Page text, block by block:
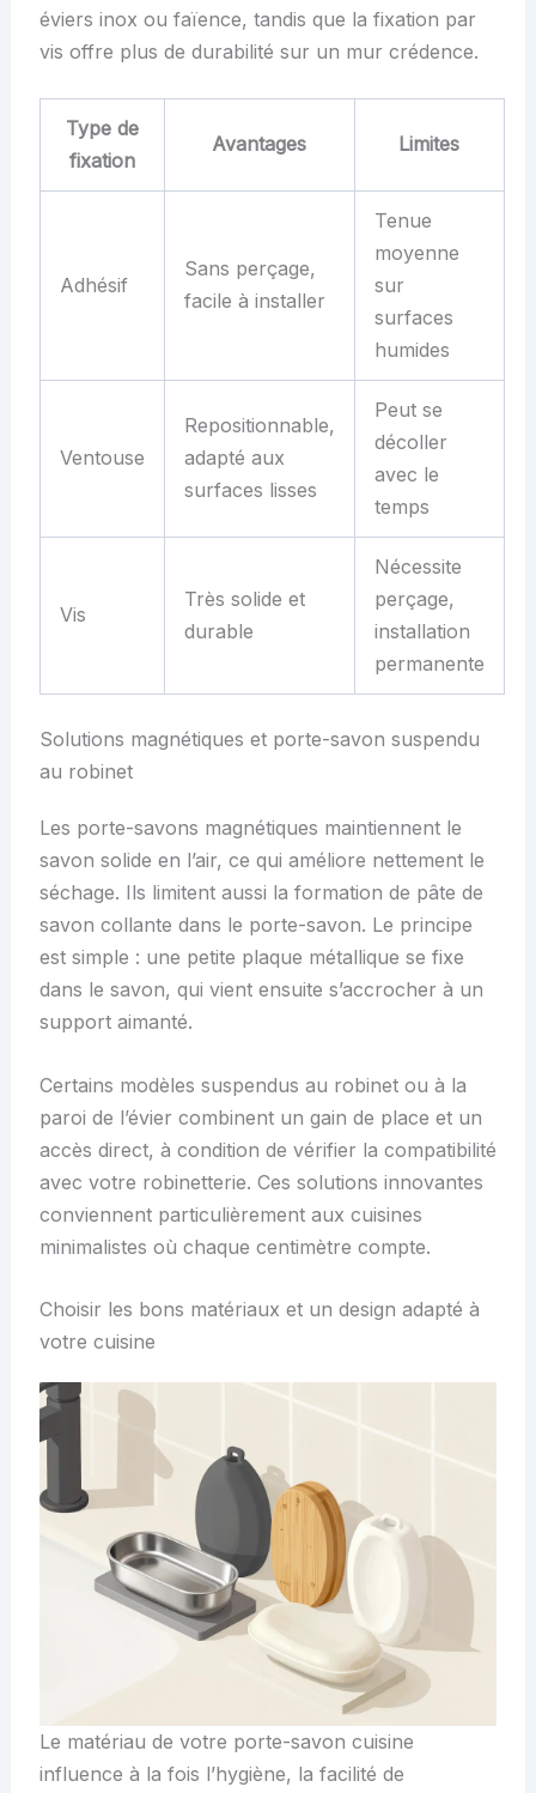
éviers inox ou faïence, tandis que la fixation par
vis offre plus de durabilité sur un mur crédence.
Type de
fixation
Avantages Limites
Adhésif
Sans perçage,
facile à installer
Tenue
moyenne
sur
surfaces
humides
Ventouse
Repositionnable,
adapté aux
surfaces lisses
Peut se
décoller
avec le
temps
Vis
Très solide et
durable
Nécessite
perçage,
installation
permanente
Solutions magnétiques et porte-savon suspendu
au robinet
Les porte-savons magnétiques maintiennent le
savon solide en l’air, ce qui améliore nettement le
séchage. Ils limitent aussi la formation de pâte de
savon collante dans le porte-savon. Le principe
est simple : une petite plaque métallique se fixe
dans le savon, qui vient ensuite s’accrocher à un
support aimanté.
Certains modèles suspendus au robinet ou à la
paroi de l’évier combinent un gain de place et un
accès direct, à condition de vérifier la compatibilité
avec votre robinetterie. Ces solutions innovantes
conviennent particulièrement aux cuisines
minimalistes où chaque centimètre compte.
Choisir les bons matériaux et un design adapté à
votre cuisine
Le matériau de votre porte-savon cuisine
influence à la fois l’hygiène, la facilité de